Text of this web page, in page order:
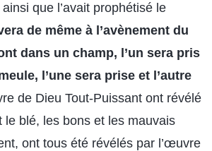
que l’avait prophétisé le
de même à l’avènement du
dans un champ, l’un sera pris
l’une sera prise et l’autre
de Dieu Tout-Puissant ont révélé
le blé, les bons et les mauvais
ont tous été révélés par l’œuvre